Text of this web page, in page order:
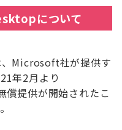
について
Microsoft社が提供す
年2月より
提供が開始されたこ